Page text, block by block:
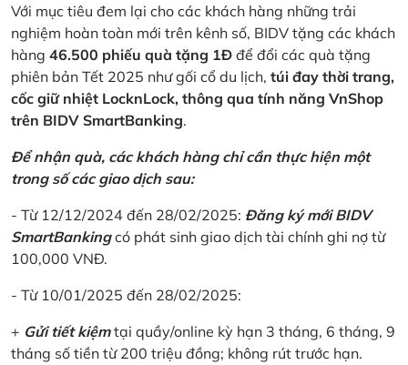
Với mục tiêu đem lại cho các khách hàng những trải
nghiệm hoàn toàn mới trên kênh số, BIDV tặng các khách
hàng 46.500 phiếu quà tặng 1Đ để đổi các quà tặng
phiên bản Tết 2025 như gối cổ du lịch, túi đay thời trang,
cốc giữ nhiệt LocknLock, thông qua tính năng VnShop
trên BIDV SmartBanking.
Để nhận quà, các khách hàng chỉ cần thực hiện một
trong số các giao dịch sau:
- Từ 12/12/2024 đến 28/02/2025: Đăng ký mới BIDV
SmartBankingcó phát sinh giao dịch tài chính ghi nợ từ
100,000 VNĐ.
- Từ 10/01/2025 đến 28/02/2025:
+ Gửi tiết kiệmtại quầy/online kỳ hạn 3 tháng, 6 tháng, 9
tháng số tiền từ 200 triệu đồng; không rút trước hạn.